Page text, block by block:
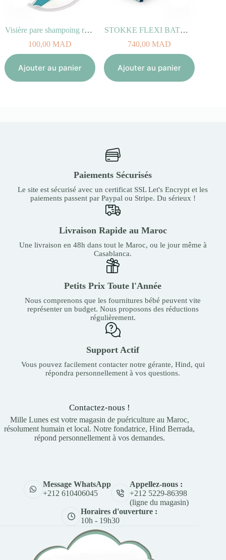
Visière pare shampoing racoon
100,00MAD
Ajouter au panier
STOKKE FLEXI BATH Transparent Bleu
740,00MAD
Ajouter au panier
Paiements Sécurisés
Le site est sécurisé avec un certificat SSL Let's Encrypt et les
paiements passent par Paypal ou Stripe. Du sérieux !
Livraison Rapide au Maroc
Une livraison en 48h dans tout le Maroc, ou le jour même à
Casablanca.
Petits Prix Toute l'Année
Nous comprenons que les fournitures bébé peuvent vite
représenter un budget. Nous proposons des réductions
régulièrement.
Support Actif
Vous pouvez facilement contacter notre gérante, Hind, qui
répondra personnellement à vos questions.
Contactez-nous !
Mille Lunes est votre magasin de puériculture au Maroc,
résolument humain et local. Notre fondatrice, Hind Berrada,
répond personnellement à vos demandes.
Message WhatsApp
+212 610406045
Appellez-nous :
+212 5229-86398
(ligne du magasin)
Horaires d'ouverture :
10h - 19h30